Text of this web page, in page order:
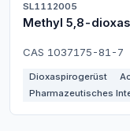
SL1112005
Methyl 5,8-
CAS 1037175-81-7
Dioxaspirogerüst
Pharmazeutisches